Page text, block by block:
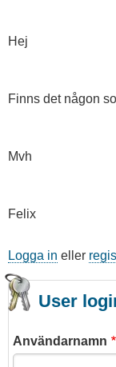
Hej
Finns det någon
Mvh
Felix
Logga in eller
User
Användarnamn